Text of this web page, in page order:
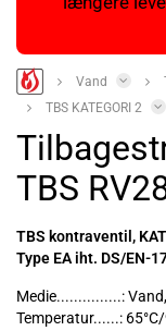
Vand
TBS KATEGORI 2
TBS
TBS kontraventil,
Type EA iht. DS/EN-
Medie...............:
Temperatur......: 65°C/